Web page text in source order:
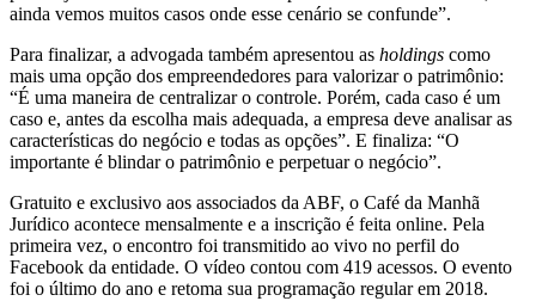
ainda vemos muitos casos onde esse cenário se confunde”.
Para finalizar, a advogada também apresentou as holdings como
mais uma opção dos empreendedores para valorizar o patrimônio:
“É uma maneira de centralizar o controle. Porém, cada caso é um
caso e, antes da escolha mais adequada, a empresa deve analisar as
características do negócio e todas as opções”. E finaliza: “O
importante é blindar o patrimônio e perpetuar o negócio”.
Gratuito e exclusivo aos associados da ABF, o Café da Manhã
Jurídico acontece mensalmente e a inscrição é feita online. Pela
primeira vez, o encontro foi transmitido ao vivo no perfil do
Facebook da entidade. O vídeo contou com 419 acessos. O evento
foi o último do ano e retoma sua programação regular em 2018.